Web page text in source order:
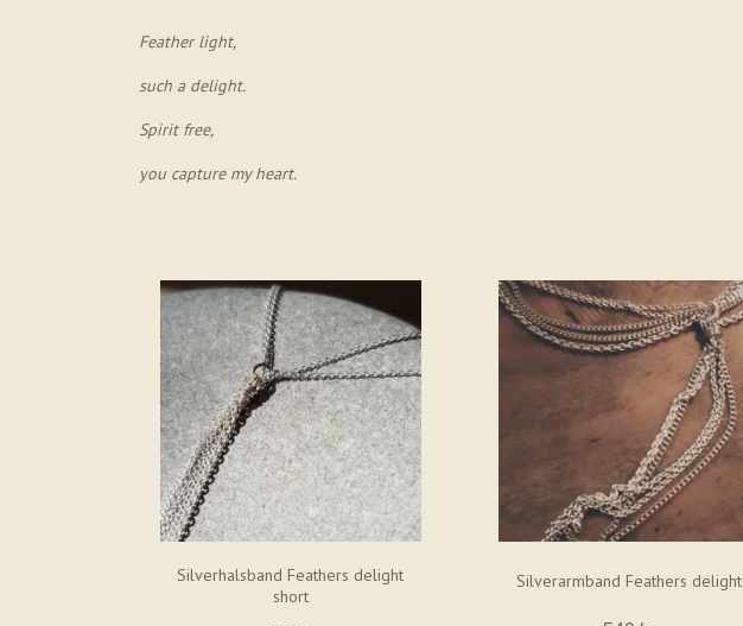
Feather light,
such a delight.
Spirit free,
you capture my heart.
Silverhalsband Feathers delight
short
Silverarmband Feathers delight